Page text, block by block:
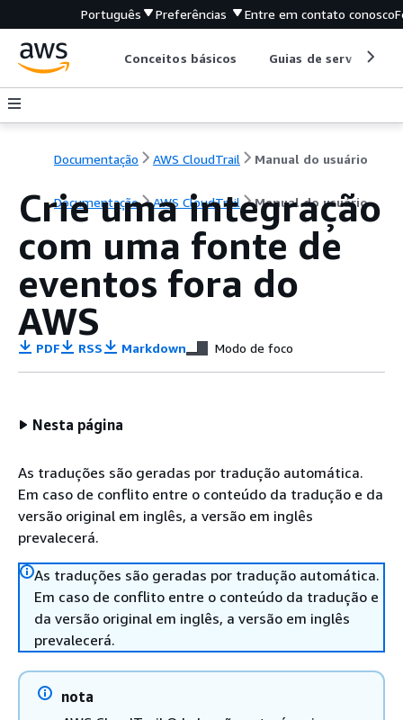
Português Preferências Entre em contato conosco
Conceitos básicos Guias de serviço
Documentação AWS CloudTrail Manual do usuário
Documentação AWS CloudTrail Manual do usuário
Crie uma integração
com uma fonte de
eventos fora do
AWS
PDF RSS Markdown Modo de foco
Nesta página
As traduções são geradas por tradução automática.
Em caso de conflito entre o conteúdo da tradução e da
versão original em inglês, a versão em inglês
prevalecerá.
As traduções são geradas por tradução automática.
Em caso de conflito entre o conteúdo da tradução e
da versão original em inglês, a versão em inglês
prevalecerá.
nota